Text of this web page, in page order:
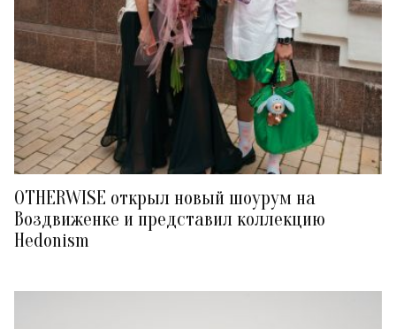
OTHERWISE открыл новый шоурум на
Воздвиженке и представил коллекцию
Hedonism